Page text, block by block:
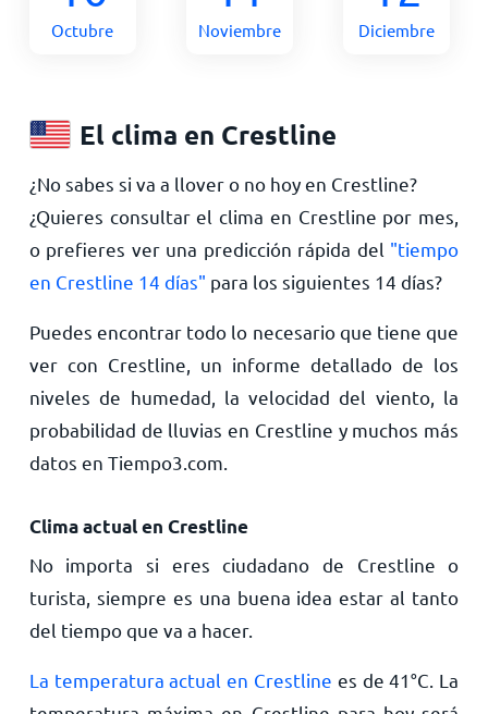
Octubre Noviembre Diciembre
El clima en Crestline
¿No sabes si va a llover o no hoy en Crestline?
¿Quieres consultar el clima en Crestline por mes,
o prefieres ver una predicción rápida del "tiempo
en Crestline 14 días" para los siguientes 14 días?
Puedes encontrar todo lo necesario que tiene que
ver con Crestline, un informe detallado de los
niveles de humedad, la velocidad del viento, la
probabilidad de lluvias en Crestline y muchos más
datos en Tiempo3.com.
Clima actual en Crestline
No importa si eres ciudadano de Crestline o
turista, siempre es una buena idea estar al tanto
del tiempo que va a hacer.
La temperatura actual en Crestline es de41°C . La